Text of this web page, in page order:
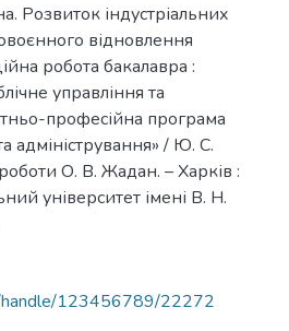
Розвиток індустріальних
відновлення
робота бакалавра :
управління та
професійна програма
адміністрування» / Ю. С.
О. В. Жадан. – Харків :
університет імені В. Н.
handle/123456789/22272